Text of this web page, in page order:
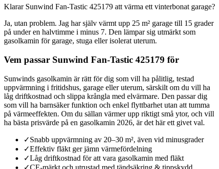
Klarar Sunwind Fan-Tastic 425179 att värma ett vinterbonat garage?
Ja, utan problem. Jag har själv värmt upp 25 m² garage till 15 grader
på under en halvtimme i minus 7. Den lämpar sig utmärkt som
gasolkamin för garage, stuga eller isolerat uterum.
Vem passar Sunwind Fan-Tastic 425179 för
Sunwinds gasolkamin är rätt för dig som vill ha pålitlig, testad
uppvärmning i fritidshus, garage eller uterum, särskilt om du vill ha
låg driftkostnad och slippa krångla med elvärmare. Den passar dig
som vill ha barnsäker funktion och enkel flyttbarhet utan att tumma
på värmeeffekten. Om du sällan värmer upp riktigt små ytor, och vill
ha bästa prisvärde på en gasolkamin 2026, är det här ett givet val.
✓Snabb uppvärmning av 20–30 m², även vid minusgrader
✓Effektiv fläkt ger jämn värmefördelning
✓Låg driftkostnad för att vara gasolkamin med fläkt
✓CE-märkt och utrustad med tändsäkring & tippskydd